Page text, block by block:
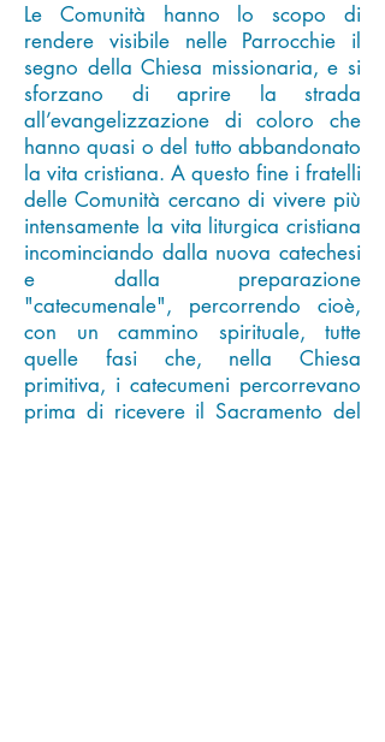
Le Comunità hanno lo scopo di
rendere visibile nelle Parrocchie il
segno della Chiesa missionaria, e si
sforzano di aprire la strada
all’evangelizzazione di coloro che
hanno quasi o del tutto abbandonato
la vita cristiana. A questo fine i fratelli
delle Comunità cercano di vivere più
intensamente la vita liturgica cristiana
incominciando dalla nuova catechesi
e dalla preparazione
"catecumenale", percorrendo cioè,
con un cammino spirituale, tutte
quelle fasi che, nella Chiesa
primitiva, i catecumeni percorrevano
prima di ricevere il Sacramento del